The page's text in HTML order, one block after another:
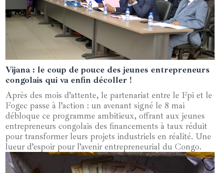
11 mai 2025
Vijana : le coup de pouce des jeunes entrepreneurs
congolais qui va enfin décoller !
Après des mois d’attente, le partenariat entre le Fpi et le
Fogec passe à l’action : un avenant signé le 8 mai
débloque ce programme ambitieux, offrant aux jeunes
entrepreneurs congolais des financements à taux réduit
pour transformer leurs projets industriels en réalité. Une
lueur d’espoir pour l’avenir entrepreneurial du Congo.